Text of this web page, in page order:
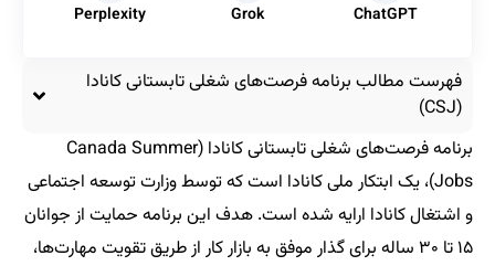
ChatGPT
Grok
Perplexity
فهرست مطالب برنامه فرصت‌های شغلی تابستانی کانادا
(CSJ)
برنامه فرصت‌های شغلی تابستانی کانادا (Canada Summer
Jobs)، یک ابتکار ملی کانادا است که توسط وزارت توسعه اجتماعی
و اشتغال کانادا ارایه شده است. هدف این برنامه حمایت از جوانان
۱۵ تا ۳۰ ساله برای گذار موفق به بازار کار از طریق تقویت مهارت‌ها،